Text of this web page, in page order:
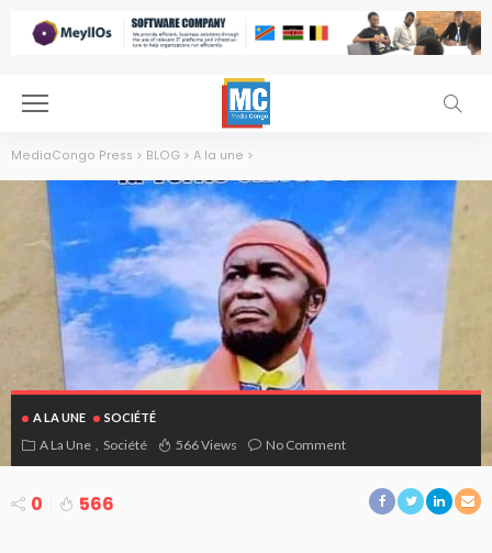
MediaCongo Press > BLOG > A la une >
A LA UNE SOCIÉTÉ
A La Une Société 566 Views No Comment
0 566